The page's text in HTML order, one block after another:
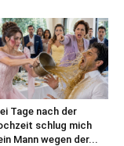
Tage nach der
schlug mich
Mann wegen der...